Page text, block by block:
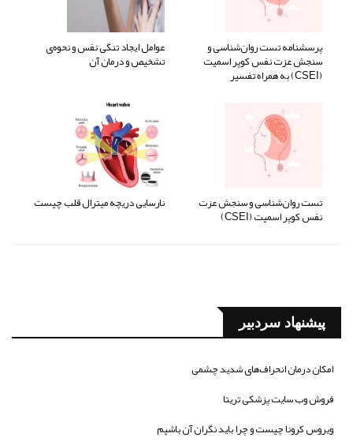
پرسشنامه تست روان‌شناسی و
سنجش عزت نفس کوپر اسمیت
(CSEI) به همراه تفسیر
عوامل ایجاد تنگی نفس و نحوه‌ی
تشخیص و درمان آن
تست روان‌شناسی و سنجش عزت
نفس کوپر اسمیت (CSEI)
نارسایی دریچه میترال قلب چیست
پیشنهاد سردبیر
امکان درمان انحراف‌های شدید چشمی
فروش وب سایت پزشکی تریتا
ویروس کرونا چیست و چرا باید نگران آن باشیم